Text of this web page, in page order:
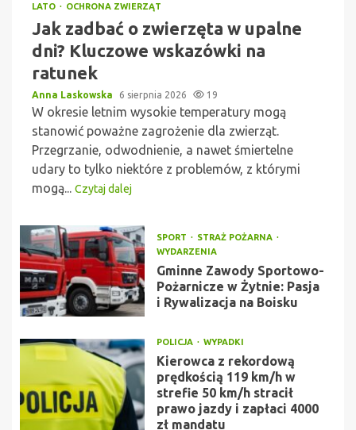
LATO OCHRONA ZWIERZĄT
Jak zadbać o zwierzęta w upalne
dni? Kluczowe wskazówki na
ratunek
Anna Laskowska 6 sierpnia 2026 19
W okresie letnim wysokie temperatury mogą
stanowić poważne zagrożenie dla zwierząt.
Przegrzanie, odwodnienie, a nawet śmiertelne
udary to tylko niektóre z problemów, z którymi
mogą... Czytaj dalej
SPORT
STRAŻ POŻARNA
WYDARZENIA
Gminne Zawody Sportowo-
Pożarnicze w Żytnie: Pasja
i Rywalizacja na Boisku
POLICJA WYPADKI
Kierowca z rekordową
prędkością 119 km/h w
strefie 50 km/h stracił
prawo jazdy i zapłaci 4000
zł mandatu